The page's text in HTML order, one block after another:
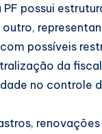
possui
possíveis
da
no controle